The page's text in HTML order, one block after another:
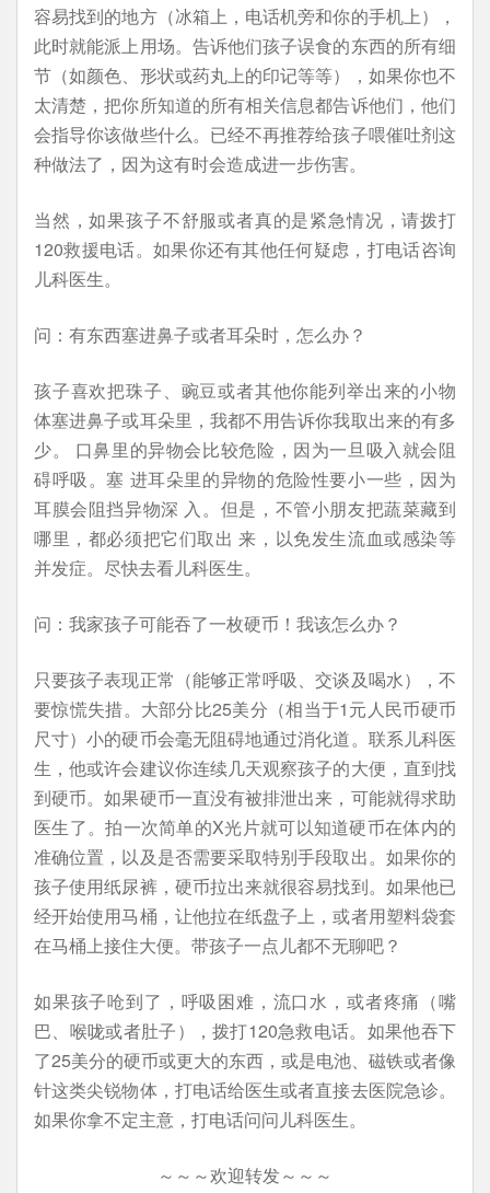
容易找到的地方（冰箱上，电话机旁和你的手机上），
此时就能派上用场。告诉他们孩子误食的东西的所有细
节（如颜色、形状或药丸上的印记等等），如果你也不
太清楚，把你所知道的所有相关信息都告诉他们，他们
会指导你该做些什么。已经不再推荐给孩子喂催吐剂这
种做法了，因为这有时会造成进一步伤害。
当然，如果孩子不舒服或者真的是紧急情况，请拨打
120救援电话。如果你还有其他任何疑虑，打电话咨询
儿科医生。
问：有东西塞进鼻子或者耳朵时，怎么办？
孩子喜欢把珠子、豌豆或者其他你能列举出来的小物
体塞进鼻子或耳朵里，我都不用告诉你我取出来的有多
少。 口鼻里的异物会比较危险，因为一旦吸入就会阻
碍呼吸。塞 进耳朵里的异物的危险性要小一些，因为
耳膜会阻挡异物深 入。但是，不管小朋友把蔬菜藏到
哪里，都必须把它们取出 来，以免发生流血或感染等
并发症。尽快去看儿科医生。
问：我家孩子可能吞了一枚硬币！我该怎么办？
只要孩子表现正常（能够正常呼吸、交谈及喝水），不
要惊慌失措。大部分比25美分（相当于1元人民币硬币
尺寸）小的硬币会毫无阻碍地通过消化道。联系儿科医
生，他或许会建议你连续几天观察孩子的大便，直到找
到硬币。如果硬币一直没有被排泄出来，可能就得求助
医生了。拍一次简单的X光片就可以知道硬币在体内的
准确位置，以及是否需要采取特别手段取出。如果你的
孩子使用纸尿裤，硬币拉出来就很容易找到。如果他已
经开始使用马桶，让他拉在纸盘子上，或者用塑料袋套
在马桶上接住大便。带孩子一点儿都不无聊吧？
如果孩子呛到了，呼吸困难，流口水，或者疼痛（嘴
巴、喉咙或者肚子），拨打120急救电话。如果他吞下
了25美分的硬币或更大的东西，或是电池、磁铁或者像
针这类尖锐物体，打电话给医生或者直接去医院急诊。
如果你拿不定主意，打电话问问儿科医生。
～～～欢迎转发～～～